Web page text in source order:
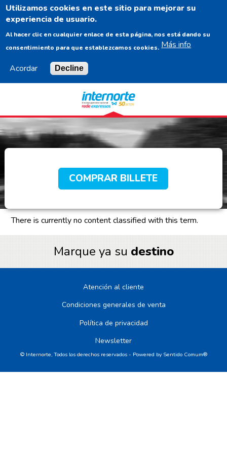
Utilizamos cookies en este sitio para mejorar su
experiencia de usuario.
Al hacer clic en cualquier enlace de esta página, nos está dando su
consentimiento para que establezcamos cookies. Más info
Acordar Decline
COMPRAR BILLETE
There is currently no content classified with this term.
Marque ya su destino
Atención al cliente
Condiciones generales de venta
Política de privacidad
Newsletter
© Internorte, Todos los derechos reservados - Powered by Sentido Comum®